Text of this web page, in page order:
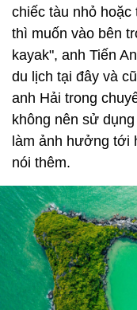
chiếc tàu nhỏ
thì muốn vào bên
kayak", anh Tiến
du lịch tại đây và
anh Hải trong
không nên sử
làm ảnh hưởng tới
nói thêm.